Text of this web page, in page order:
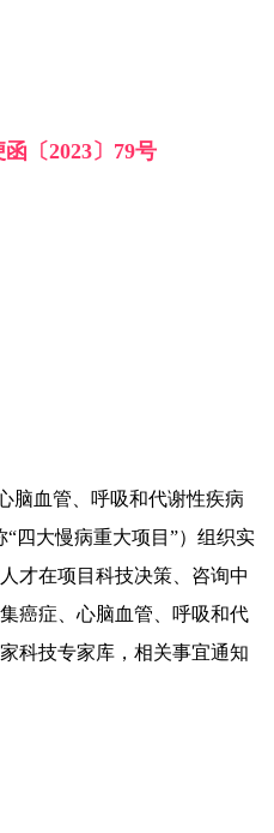
〔2023〕79号
脑血管、呼吸和代谢性疾病
四大慢病重大项目”）组织实
才在项目科技决策、咨询中
癌症、心脑血管、呼吸和代
科技专家库，相关事宜通知